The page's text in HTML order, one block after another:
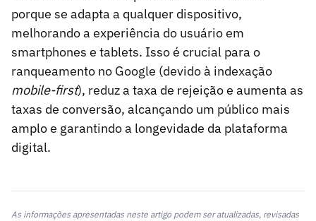
porque se adapta a qualquer dispositivo,
melhorando a experiência do usuário em
smartphones e tablets. Isso é crucial para o
ranqueamento no Google (devido à indexação
mobile-first), reduz a taxa de rejeição e aumenta as
taxas de conversão, alcançando um público mais
amplo e garantindo a longevidade da plataforma
digital.
As informações apresentadas neste artigo podem ser atualizadas, revisadas